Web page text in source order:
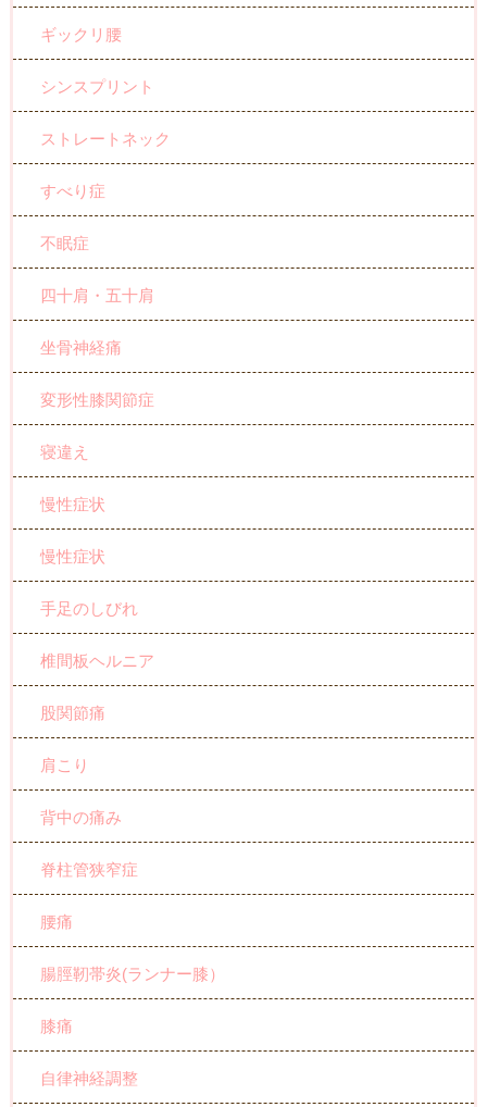
ギックリ腰
シンスプリント
ストレートネック
すべり症
不眠症
四十肩・五十肩
坐骨神経痛
変形性膝関節症
寝違え
慢性症状
慢性症状
手足のしびれ
椎間板ヘルニア
股関節痛
肩こり
背中の痛み
脊柱管狭窄症
腰痛
腸脛靭帯炎(ランナー膝）
膝痛
自律神経調整